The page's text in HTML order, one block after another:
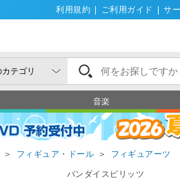
利用規約 ご利用ガイド サ
音楽
＞ フィギュア・ドール ＞ フィギュアーツ
バンダイスピリッツ